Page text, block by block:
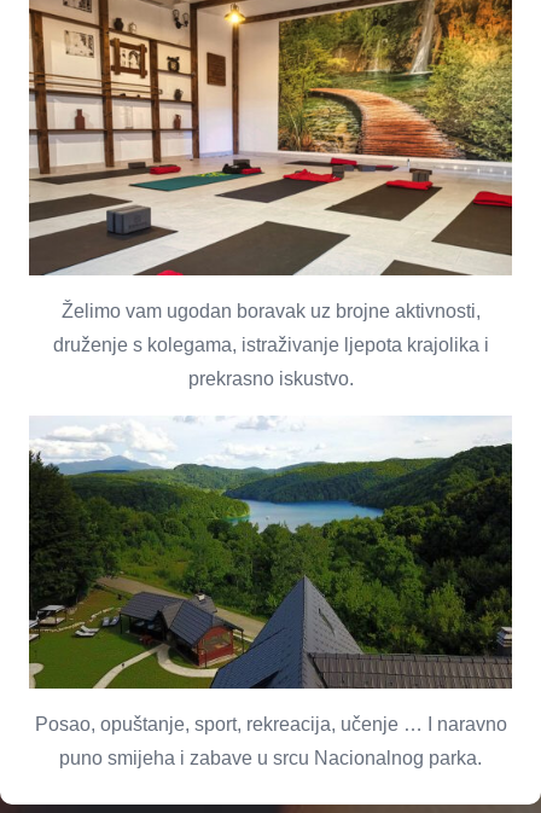
Želimo vam ugodan boravak uz brojne aktivnosti,
druženje s kolegama, istraživanje ljepota krajolika i
prekrasno iskustvo.
Posao, opuštanje, sport, rekreacija, učenje … I naravno
puno smijeha i zabave u srcu Nacionalnog parka.